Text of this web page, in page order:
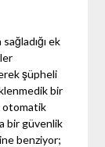
ek
şüpheli
bir
otomatik
bir güvenlik
benziyor;